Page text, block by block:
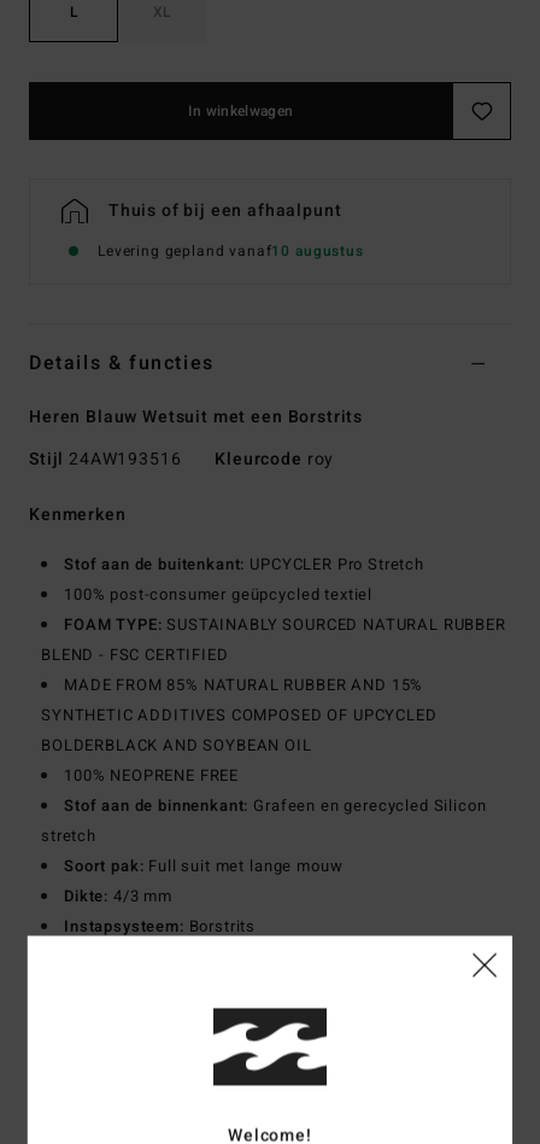
L XL
In winkelwagen
Thuis of bij een afhaalpunt
Levering gepland vanaf10 augustus
Details & functies
Heren Blauw Wetsuit met een Borstrits
Stijl 24AW193516 Kleurcode roy
Kenmerken
Stof aan de buitenkant: UPCYCLER Pro Stretch
100% post-consumer geüpcycled textiel
FOAM TYPE: SUSTAINABLY SOURCED NATURAL RUBBER
BLEND - FSC CERTIFIED
MADE FROM 85% NATURAL RUBBER AND 15%
SYNTHETIC ADDITIVES COMPOSED OF UPCYCLED
BOLDERBLACK AND SOYBEAN OIL
100% NEOPRENE FREE
Stof aan de binnenkant: Grafeen en gerecycled Silicon
stretch
Soort pak: Full suit met lange mouw
Dikte: 4/3 mm
Instapsysteem: Borstrits
100% polypropyleen
Welcome!